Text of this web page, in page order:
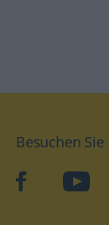
Besuchen
facebook